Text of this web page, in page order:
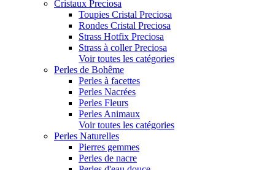
Cristaux Preciosa
Toupies Cristal Preciosa
Rondes Cristal Preciosa
Strass Hotfix Preciosa
Strass à coller Preciosa
Voir toutes les catégories
Perles de Bohême
Perles à facettes
Perles Nacrées
Perles Fleurs
Perles Animaux
Voir toutes les catégories
Perles Naturelles
Pierres gemmes
Perles de nacre